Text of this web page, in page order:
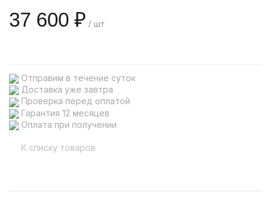
37 600 ₽ / шт
Отправим в течение суток
Доставка уже завтра
Проверка перед оплатой
Гарантия 12 месяцев
Оплата при получении
К списку товаров